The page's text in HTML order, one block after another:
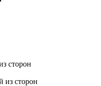
сторон
из сторон